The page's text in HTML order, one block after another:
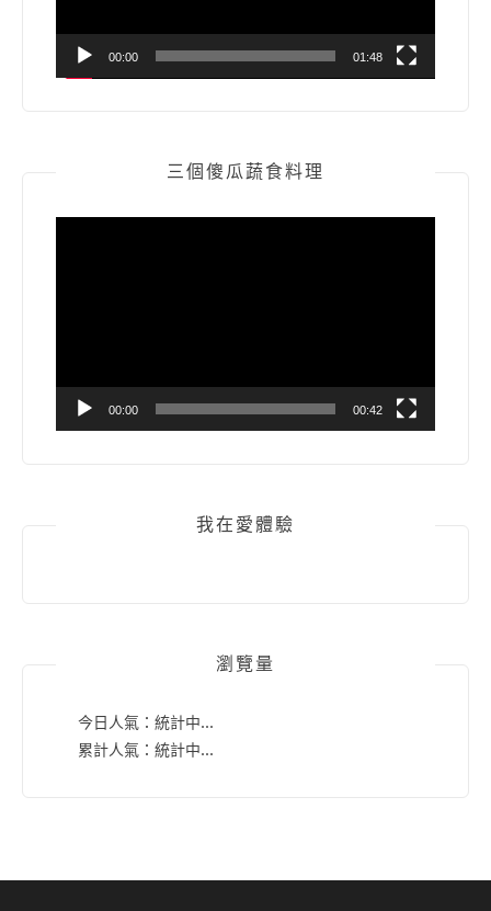
00:00 01:48
三個傻瓜蔬食料理
00:00 00:42
我在愛體驗
瀏覽量
今日人氣： 統計中...
累計人氣： 統計中...